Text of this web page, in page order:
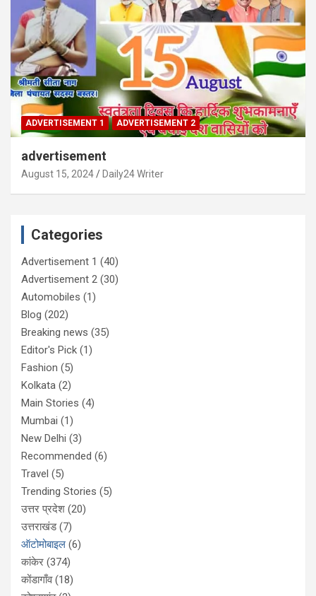
ADVERTISEMENT 1 ADVERTISEMENT 2
advertisement
August 15, 2024 Daily24 Writer
Categories
Advertisement 1 (40)
Advertisement 2 (30)
Automobiles (1)
Blog (202)
Breaking news (35)
Editor's Pick (1)
Fashion (5)
Kolkata (2)
Main Stories (4)
Mumbai (1)
New Delhi (3)
Recommended (6)
Travel (5)
Trending Stories (5)
उत्तर प्रदेश (20)
उत्तराखंड(7)
ऑटोमोबाइल (6)
कांकेर (374)
कोंडागाँव(18)